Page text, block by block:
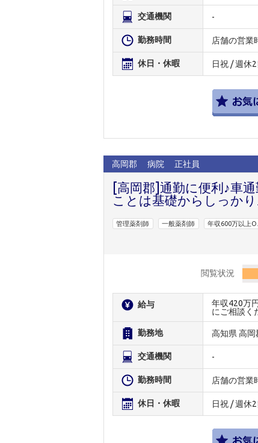
交通機関 -
勤務時間 店舗の営業
休日・休暇 日祝 / 週休2
高岡郡 病院 正社員
[高岡郡]通勤に便利♪車
ことは基礎からしっか
管理薬剤師 一般薬剤師 年収600万以上
閲覧状況
給与
年収420万
にご相談く
勤務地 高知県 高岡
交通機関 -
勤務時間 店舗の営業
休日・休暇 日祝 / 週休2